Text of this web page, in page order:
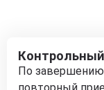
По завершению